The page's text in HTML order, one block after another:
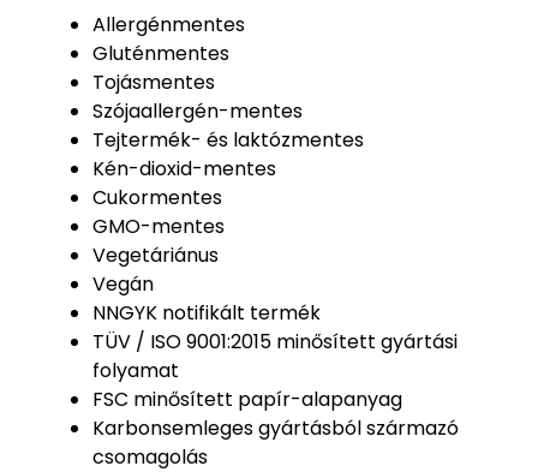
Allergénmentes
Gluténmentes
Tojásmentes
Szójaallergén-mentes
Tejtermék- és laktózmentes
Kén-dioxid-mentes
Cukormentes
GMO-mentes
Vegetáriánus
Vegán
NNGYK notifikált termék
TÜV / ISO 9001:2015 minősített gyártási
folyamat
FSC minősített papír-alapanyag
Karbonsemleges gyártásból származó
csomagolás